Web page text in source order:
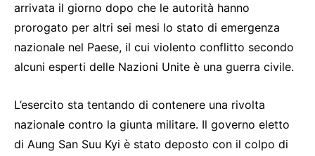
arrivata il giorno dopo che le autorità hanno
prorogato per altri sei mesi lo stato di emergenza
nazionale nel Paese, il cui violento conflitto secondo
alcuni esperti delle Nazioni Unite è una guerra civile.
L’esercito sta tentando di contenere una rivolta
nazionale contro la giunta militare. Il governo eletto
di Aung San Suu Kyi è stato deposto con il colpo di